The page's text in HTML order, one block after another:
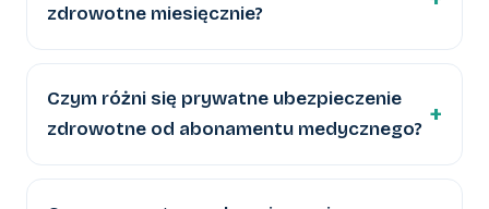
zdrowotne miesięcznie?
Czym różni się prywatne ubezpieczenie
zdrowotne od abonamentu medycznego?